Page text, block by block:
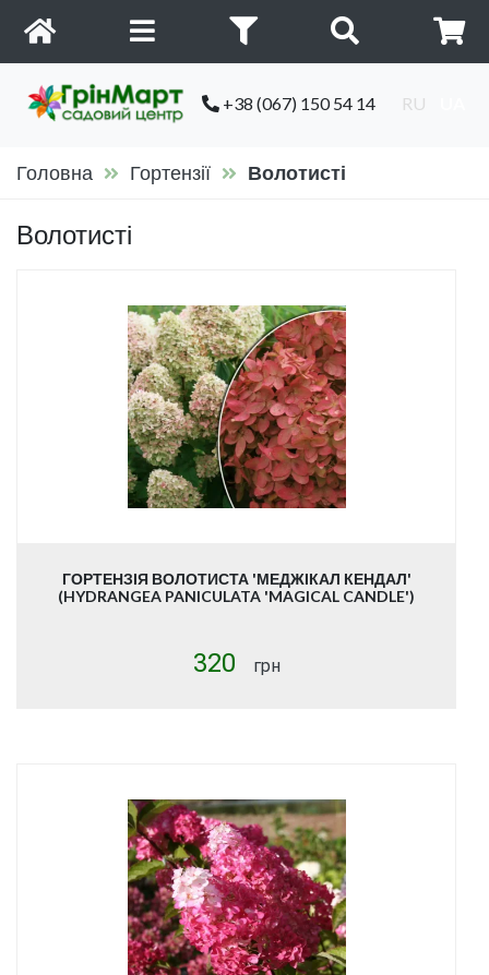
+38 (067) 150 54 14 RU
Головна Гортензії Волотисті
Волотисті
ГОРТЕНЗІЯ ВОЛОТИСТА 'МЕДЖІКАЛ КЕНДАЛ'
(HYDRANGEA PANICULATA 'MAGICAL CANDLE')
320 грн